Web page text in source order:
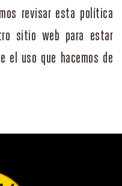
revisar esta política
sitio web para estar
el uso que hacemos de